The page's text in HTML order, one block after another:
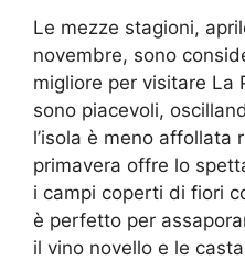
Le mezze stagioni,
novembre, sono
migliore per visitare La
sono piacevoli,
l’isola è meno affollata
primavera offre lo
i campi coperti di fiori
è perfetto per
il vino novello e le